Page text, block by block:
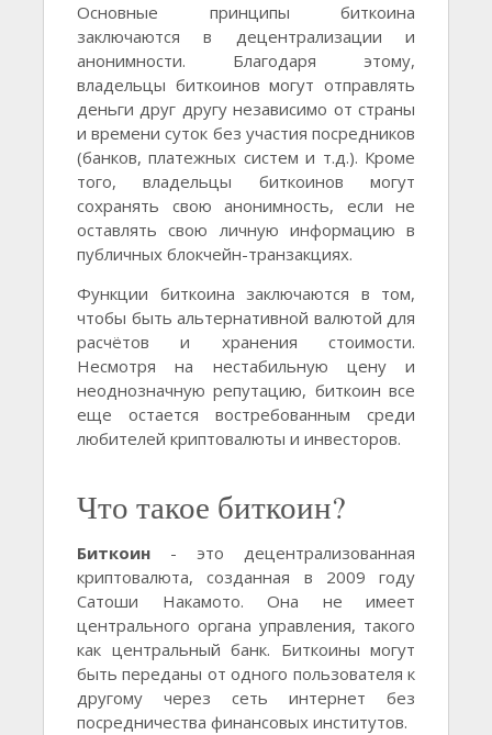
Основные принципы биткоина
заключаются в децентрализации и
анонимности. Благодаря этому,
владельцы биткоинов могут отправлять
деньги друг другу независимо от страны
и времени суток без участия посредников
(банков, платежных систем и т.д.). Кроме
того, владельцы биткоинов могут
сохранять свою анонимность, если не
оставлять свою личную информацию в
публичных блокчейн-транзакциях.
Функции биткоина заключаются в том,
чтобы быть альтернативной валютой для
расчётов и хранения стоимости.
Несмотря на нестабильную цену и
неоднозначную репутацию, биткоин все
еще остается востребованным среди
любителей криптовалюты и инвесторов.
Что такое биткоин?
Биткоин - это децентрализованная
криптовалюта, созданная в 2009 году
Сатоши Накамото. Она не имеет
центрального органа управления, такого
как центральный банк. Биткоины могут
быть переданы от одного пользователя к
другому через сеть интернет без
посредничества финансовых институтов.